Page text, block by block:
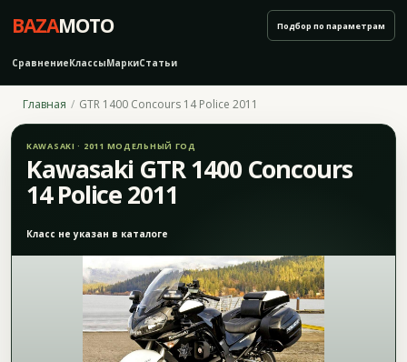
BAZAMOTO
СравнениеКлассыМаркиСтатьи
Подбор по параметрам
Главная GTR 1400 Concours 14 Police 2011
KAWASAKI · 2011 МОДЕЛЬНЫЙ ГОД
Kawasaki GTR 1400 Concours
14 Police 2011
Класс не указан в каталоге